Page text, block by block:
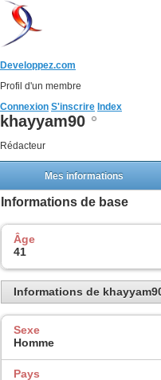
Developpez.com
Profil d'un membre
Connexion S'inscrire Index
khayyam90
Rédacteur
Mes informations
Informations de base
Âge
41
Informations de
Sexe
Homme
Pays